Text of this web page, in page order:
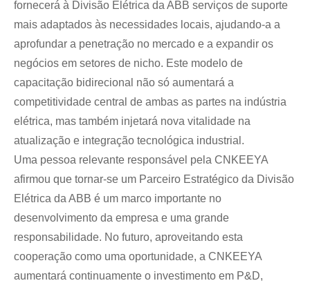
fornecerá à Divisão Elétrica da ABB serviços de suporte
mais adaptados às necessidades locais, ajudando-a a
aprofundar a penetração no mercado e a expandir os
negócios em setores de nicho. Este modelo de
capacitação bidirecional não só aumentará a
competitividade central de ambas as partes na indústria
elétrica, mas também injetará nova vitalidade na
atualização e integração tecnológica industrial.
Uma pessoa relevante responsável pela CNKEEYA
afirmou que tornar-se um Parceiro Estratégico da Divisão
Elétrica da ABB é um marco importante no
desenvolvimento da empresa e uma grande
responsabilidade. No futuro, aproveitando esta
cooperação como uma oportunidade, a CNKEEYA
aumentará continuamente o investimento em P&D,